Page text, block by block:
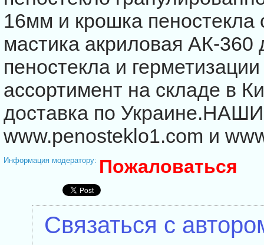
16мм и крошка
мастика акриловая АК-360
пеностекла и
ассортимент на складе в
доставка по
www.penosteklo1.com и
Информация модератору: Пожаловаться
Связаться с